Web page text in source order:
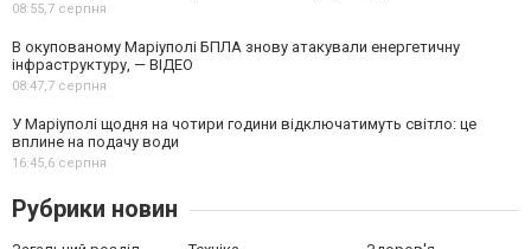
08:55,7 серпня
В окупованому Маріуполі БПЛА знову атакували енергетичну
інфраструктуру, — ВІДЕО
08:47,7 серпня
У Маріуполі щодня на чотири години відключатимуть світло: це
вплине на подачу води
16:45,6 серпня
Рубрики новин